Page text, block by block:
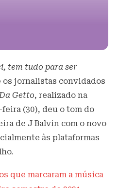
tem tudo para ser
os jornalistas convidados
Getto, realizado na
(30), deu o tom do
de J Balvin com o novo
às plataformas
que marcaram a música